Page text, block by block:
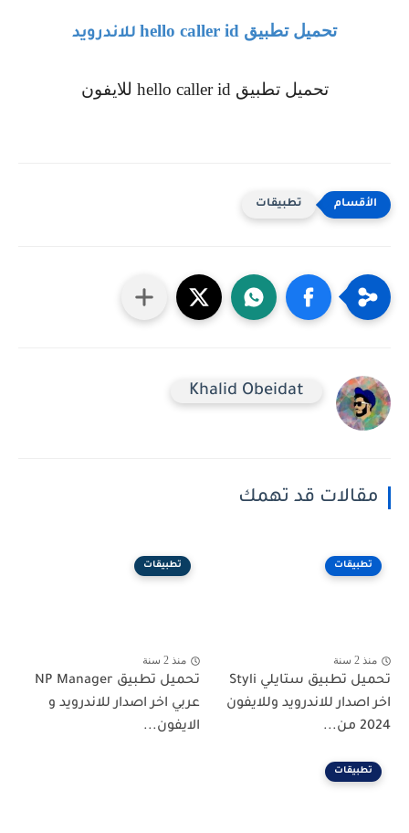
تحميل تطبيق hello caller id للاندرويد
تحميل تطبيق hello caller id للايفون
تطبيقات
Khalid Obeidat
مقالات قد تهمك
تطبيقات
منذ 2 سنة
تحميل تطبيق ستايلي Styli
اخر اصدار للاندرويد وللايفون
2024 من...
تطبيقات
منذ 2 سنة
تحميل تطبيق NP Manager
عربي اخر اصدار للاندرويد و
الايفون...
تطبيقات